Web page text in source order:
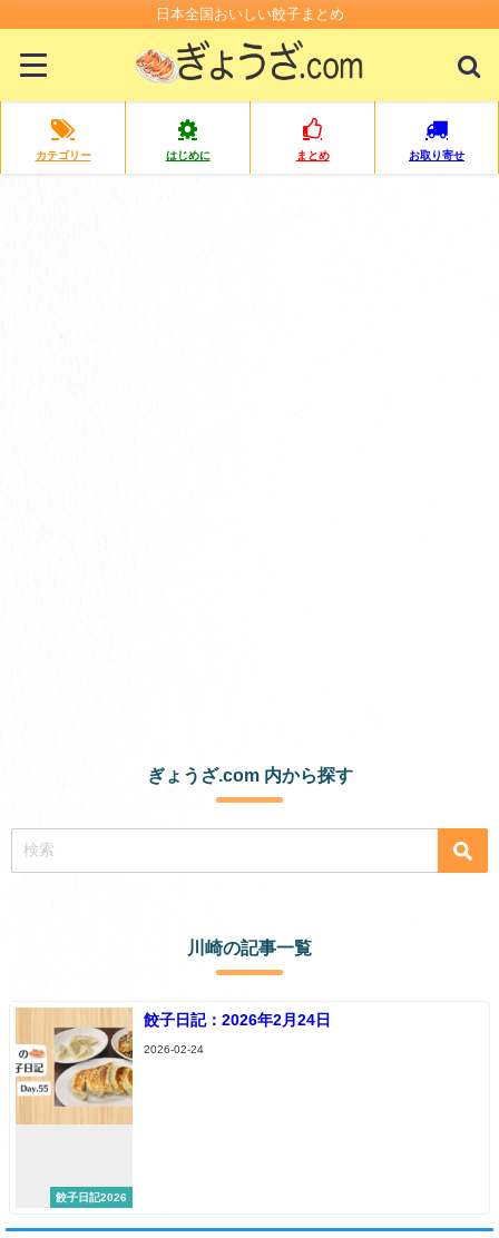
日本全国おいしい餃子まとめ
カテゴリー はじめに まとめ お取り寄せ
ぎょうざ.com 内から探す
川崎の記事一覧
餃子日記2026
餃子日記：2026年2月24日
2026-02-24